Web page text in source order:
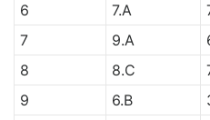
6
7.A
7
9.A
8
8.C
9
6.B